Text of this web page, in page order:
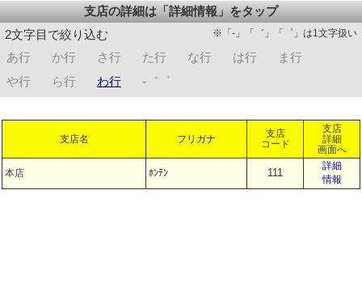
支店の詳細は「詳細情報」をタップ
2文字目で絞り込む
※「-」「゛」「゜」は1文字扱い
あ行 か行 さ行 た行 な行 は行
ま行
や行
ら行 わ行 -゛゜
支店名 フリガナ
支店
コード
支店
詳細
画面へ
本店 ﾎﾝﾃﾝ 111
詳細
情報